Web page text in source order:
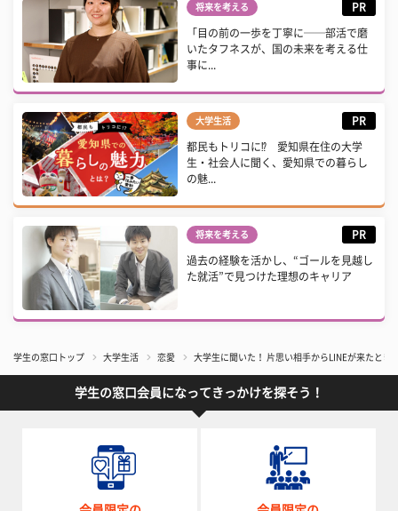
将来を考える PR
「目の前の一歩を丁寧に──部活で磨
いたタフネスが、国の未来を考える仕
事に...
大学生活 PR
都民もトリコに⁉ 愛知県在住の大学
生・社会人に聞く、愛知県での暮らし
の魅...
将来を考える PR
過去の経験を活かし、“ゴールを見越し
た就活”で見つけた理想のキャリア
学生の窓口トップ 大学生活 恋愛 大学生に聞いた！ 片思い相手からLINEが来たと
学生の窓口会員になってきっかけを探そう！